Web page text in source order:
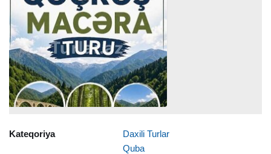
Kateqoriya
Daxili Turlar
Quba